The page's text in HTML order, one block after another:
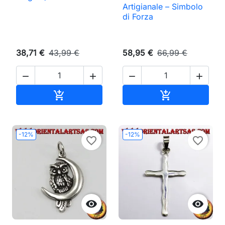
38,71 € 43,99 €
 

Artigianale – Simbolo
di Forza
58,95 € 66,99 €
 

-12%

favorite_border
-12%

favorite_border